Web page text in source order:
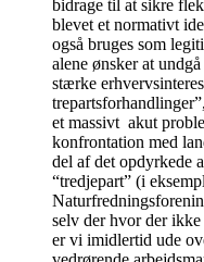
bidrage til at sikre
blevet et normativt
også bruges som
alene ønsker at
stærke
et massivt akut
konfrontation med
del af det opdyrkede
“tredjepart” (i
selv der hvor der ikke
er vi imidlertid ude